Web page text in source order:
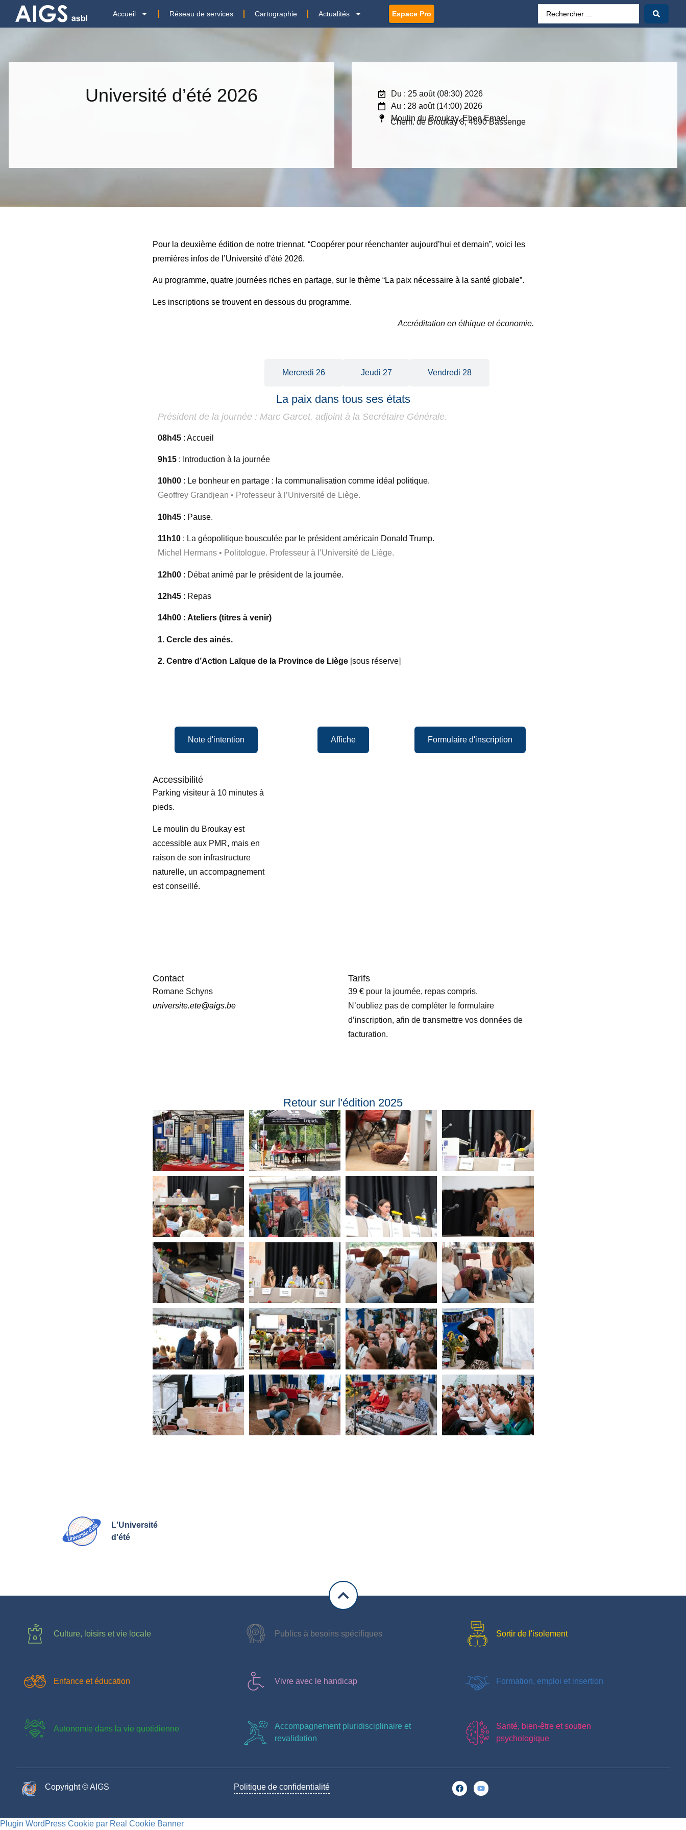
Accueil Réseau de services Cartographie Actualités Espace Pro
Université d’été 2026
Du : 25 août (08:30) 2026
Au : 28 août (14:00) 2026
Moulin du Broukay, Eben Emael
Chem. de Broukay 8, 4690 Bassenge
Pour la deuxième édition de notre triennat, “Coopérer pour réenchanter aujourd’hui et demain”, voici les
premières infos de l’Université d’été 2026.
Au programme, quatre journées riches en partage, sur le thème “La paix nécessaire à la santé globale”.
Les inscriptions se trouvent en dessous du programme.
Accréditation en éthique et économie.
Mercredi 26 Jeudi 27 Vendredi 28
La paix dans tous ses états
Président de la journée : Marc Garcet, adjoint à la Secrétaire Générale.
08h45: Accueil
9h15 : Introduction à la journée
10h00: Le bonheur en partage : la communalisation comme idéal politique.
Geoffrey Grandjean • Professeur à l’Université de Liège.
10h45: Pause.
11h10: La géopolitique bousculée par le président américain Donald Trump.
Michel Hermans • Politologue. Professeur à l’Université de Liège.
12h00: Débat animé par le président de la journée.
12h45: Repas
14h00 : Ateliers (titres à venir)
1. Cercle des ainés.
2. Centre d’Action Laïque de la Province de Liège [sous réserve]
Note d'intention Affiche Formulaire d'inscription
Accessibilité
Parking visiteur à 10 minutes à
pieds.
Le moulin du Broukay est
accessible aux PMR, mais en
raison de son infrastructure
naturelle, un accompagnement
est conseillé.
Contact
Romane Schyns
universite.ete@aigs.be
Tarifs
39 € pour la journée, repas compris.
N’oubliez pas de compléter le formulaire
d’inscription, afin de transmettre vos données de
facturation.
Retour sur l'édition 2025
L'Université
d'été
Culture, loisirs et vie locale Publics à besoins spécifiques Sortir de l'isolement
Enfance et éducation Vivre avec le handicap Formation, emploi et insertion
Autonomie dans la vie quotidienne
Accompagnement pluridisciplinaire et
revalidation
Santé, bien-être et soutien
psychologique
Copyright © AIGS​ Politique de confidentialité
Plugin WordPress Cookie par Real Cookie Banner